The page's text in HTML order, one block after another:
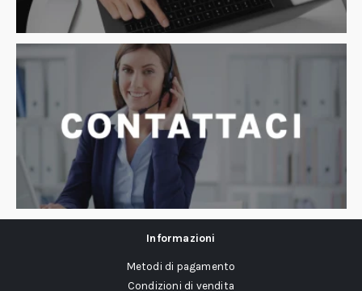
Informazioni
Metodi di pagamento
Condizioni di vendita